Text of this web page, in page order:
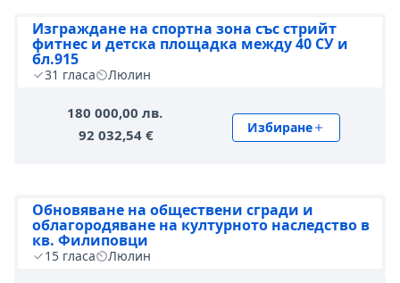
Изграждане на спортна зона със стрийт
фитнес и детска площадка между 40 СУ и
бл.915
31 гласа Люлин
180 000,00 лв.
92 032,54 €
Избиране
Обновяване на обществени сгради и
облагородяване на културното наследство в
кв. Филиповци
15 гласа Люлин